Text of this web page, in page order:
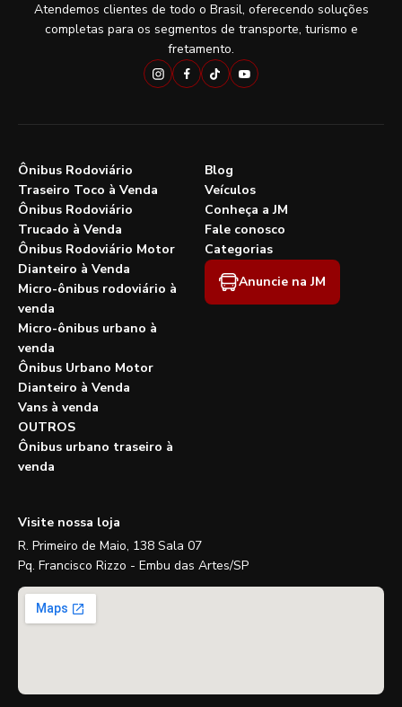
Atendemos clientes de todo o Brasil, oferecendo soluções
completas para os segmentos de transporte, turismo e
fretamento.
Ônibus Rodoviário
Traseiro Toco à Venda
Ônibus Rodoviário
Trucado à Venda
Ônibus Rodoviário Motor
Dianteiro à Venda
Micro-ônibus rodoviário à
venda
Micro-ônibus urbano à
venda
Ônibus Urbano Motor
Dianteiro à Venda
Vans à venda
OUTROS
Ônibus urbano traseiro à
venda
Blog
Veículos
Conheça a JM
Fale conosco
Categorias
Anuncie na JM
Visite nossa loja
R. Primeiro de Maio, 138 Sala 07
Pq. Francisco Rizzo - Embu das Artes/SP